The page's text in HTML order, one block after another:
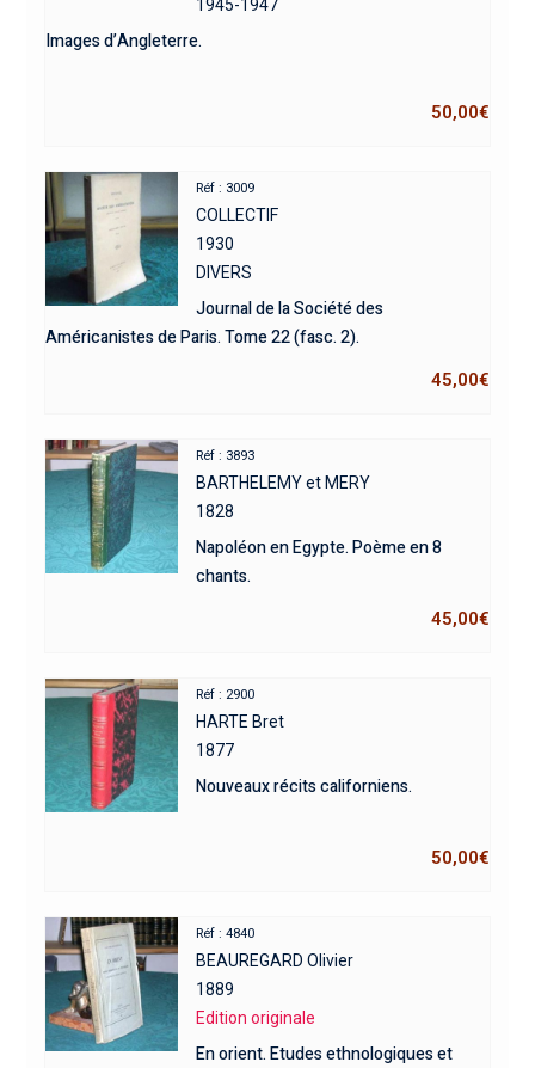
1945-1947
Images d’Angleterre.
50,00€
Réf : 3009
COLLECTIF
1930
DIVERS
Journal de la Société des
Américanistes de Paris. Tome 22 (fasc. 2).
45,00€
Réf : 3893
BARTHELEMY et MERY
1828
Napoléon en Egypte. Poème en 8
chants.
45,00€
Réf : 2900
HARTE Bret
1877
Nouveaux récits californiens.
50,00€
Réf : 4840
BEAUREGARD Olivier
1889
Edition originale
En orient. Etudes ethnologiques et